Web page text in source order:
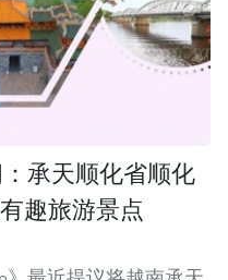
承天顺化省顺化
趣旅游景点